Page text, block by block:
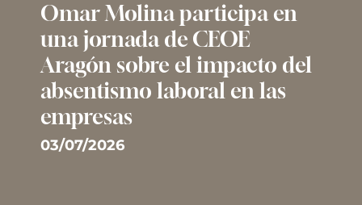
Omar Molina participa en
una jornada de CEOE
Aragón sobre el impacto del
absentismo laboral en las
empresas
03/07/2026